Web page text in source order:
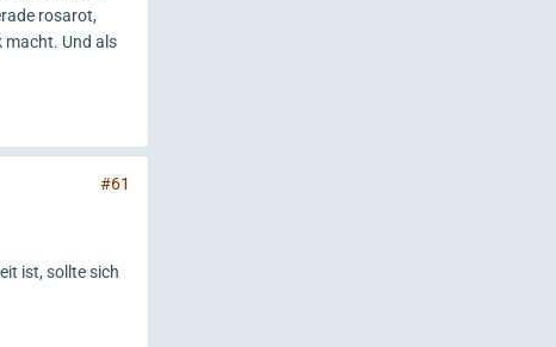
rosarot,
macht. Und als
#61
ist, sollte sich